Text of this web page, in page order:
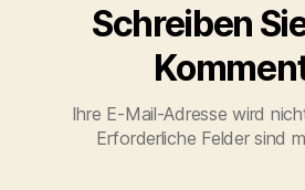
Schreiben
Ihre E-Mail-Adresse wird
Erforderliche Felder sind